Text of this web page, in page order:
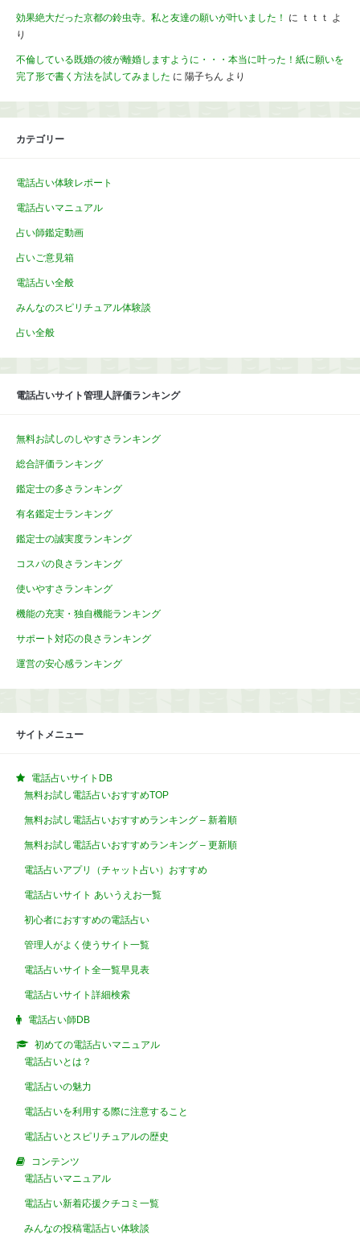
効果絶大だった京都の鈴虫寺。私と友達の願いが叶いました！ に ｔｔｔ よ
り
不倫している既婚の彼が離婚しますように・・・本当に叶った！紙に願いを
完了形で書く方法を試してみました に 陽子ちん より
カテゴリー
電話占い体験レポート
電話占いマニュアル
占い師鑑定動画
占いご意見箱
電話占い全般
みんなのスピリチュアル体験談
占い全般
電話占いサイト管理人評価ランキング
無料お試しのしやすさランキング
総合評価ランキング
鑑定士の多さランキング
有名鑑定士ランキング
鑑定士の誠実度ランキング
コスパの良さランキング
使いやすさランキング
機能の充実・独自機能ランキング
サポート対応の良さランキング
運営の安心感ランキング
サイトメニュー
電話占いサイトDB
無料お試し電話占いおすすめTOP
無料お試し電話占いおすすめランキング – 新着順
無料お試し電話占いおすすめランキング – 更新順
電話占いアプリ（チャット占い）おすすめ
電話占いサイト あいうえお一覧
初心者におすすめの電話占い
管理人がよく使うサイト一覧
電話占いサイト全一覧早見表
電話占いサイト詳細検索
電話占い師DB
初めての電話占いマニュアル
電話占いとは？
電話占いの魅力
電話占いを利用する際に注意すること
電話占いとスピリチュアルの歴史
コンテンツ
電話占いマニュアル
電話占い新着応援クチコミ一覧
みんなの投稿電話占い体験談